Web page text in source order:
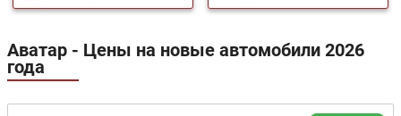
Аватар - Цены на новые автомобили 2026
года